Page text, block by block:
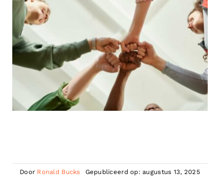
Door Ronald Bucks Gepubliceerd op: augustus 13, 2025